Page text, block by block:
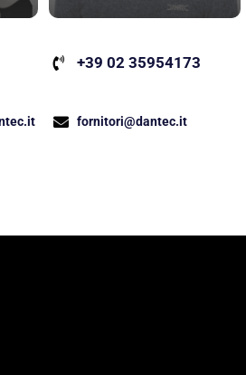
+39 02 35954173
fornitori@dantec.it